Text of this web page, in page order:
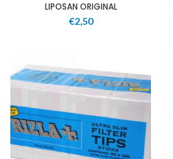
LIPOSAN ORIGINAL
€2,50